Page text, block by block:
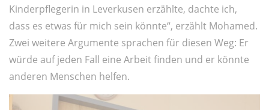
Kinderpflegerin in Leverkusen erzählte, dachte ich,
dass es etwas für mich sein könnte“, erzählt Mohamed.
Zwei weitere Argumente sprachen für diesen Weg: Er
würde auf jeden Fall eine Arbeit finden und er könnte
anderen Menschen helfen.